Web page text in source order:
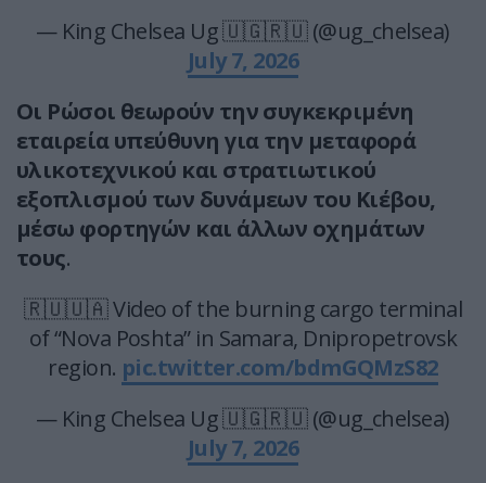
— King Chelsea Ug 🇺🇬🇷🇺 (@ug_chelsea)
July 7, 2026
Οι Ρώσοι θεωρούν την συγκεκριμένη
εταιρεία υπεύθυνη για την μεταφορά
υλικοτεχνικού και στρατιωτικού
εξοπλισμού των δυνάμεων του Κιέβου,
μέσω φορτηγών και άλλων οχημάτων
τους.
🇷🇺🇺🇦 Video of the burning cargo terminal
of “Nova Poshta” in Samara, Dnipropetrovsk
region. pic.twitter.com/bdmGQMzS82
— King Chelsea Ug 🇺🇬🇷🇺 (@ug_chelsea)
July 7, 2026